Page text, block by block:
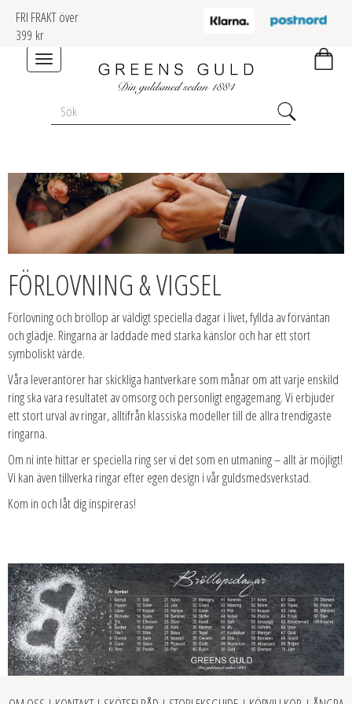
FRI FRAKT över
399 kr
Toggle
navigation
FÖRLOVNING & VIGSEL
Förlovning och bröllop är väldigt speciella dagar i livet, fyllda av förväntan
och glädje. Ringarna är laddade med starka känslor och har ett stort
symboliskt värde.
Våra leverantörer har skickliga hantverkare som månar om att varje enskild
ring ska vara resultatet av omsorg och personligt engagemang. Vi erbjuder
ett stort urval av ringar, alltifrån klassiska modeller till de allra trendigaste
ringarna.
Om ni inte hittar er speciella ring ser vi det som en utmaning – allt är möjligt!
Vi kan även tillverka ringar efter egen design i vår guldsmedsverkstad.
Kom in och låt dig inspireras!